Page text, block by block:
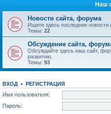
Наш
Новости сайта, форума
Ищите здесь последние
Темы: 22
Обсуждение сайта,
Обсуждайте здесь наш сайт,
развитию.
Темы: 93
ВХОД • РЕГИСТРАЦИЯ
Имя пользователя:
Пароль: